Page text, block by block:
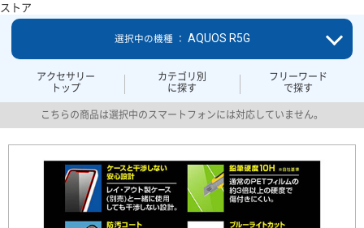
ストア
アクセサリー
トップ
カテゴリ別
に探す
フリーワード
で探す
選択中の機種 ： AQUOS R5G
こちらの商品は選択中のスマートフォンには対応していません。